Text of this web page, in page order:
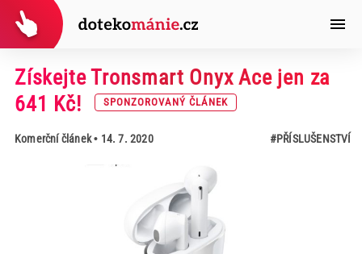
Získejte Tronsmart Onyx Ace jen za
641 Kč!
SPONZOROVANÝ ČLÁNEK
Komerční článek• 14. 7. 2020 #PŘÍSLUŠENSTVÍ